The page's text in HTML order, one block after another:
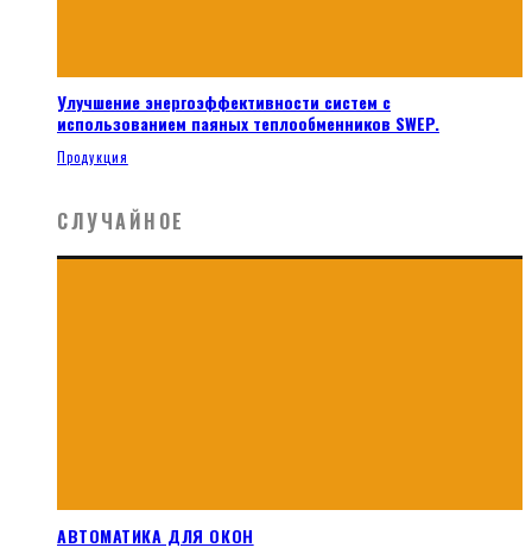
Улучшение энергоэффективности систем с
использованием паяных теплообменников SWEP.
Продукция
СЛУЧАЙНОЕ
АВТОМАТИКА ДЛЯ ОКОН